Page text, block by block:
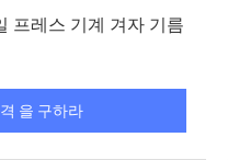
프레스 기계 겨자 기름
을 구하라